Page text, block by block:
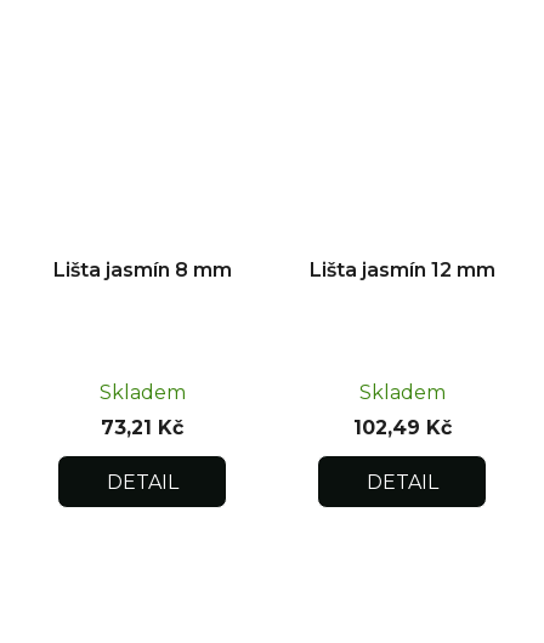
Lišta jasmín 8 mm
Skladem
73,21 Kč
DETAIL
Lišta jasmín 12 mm
Skladem
102,49 Kč
DETAIL